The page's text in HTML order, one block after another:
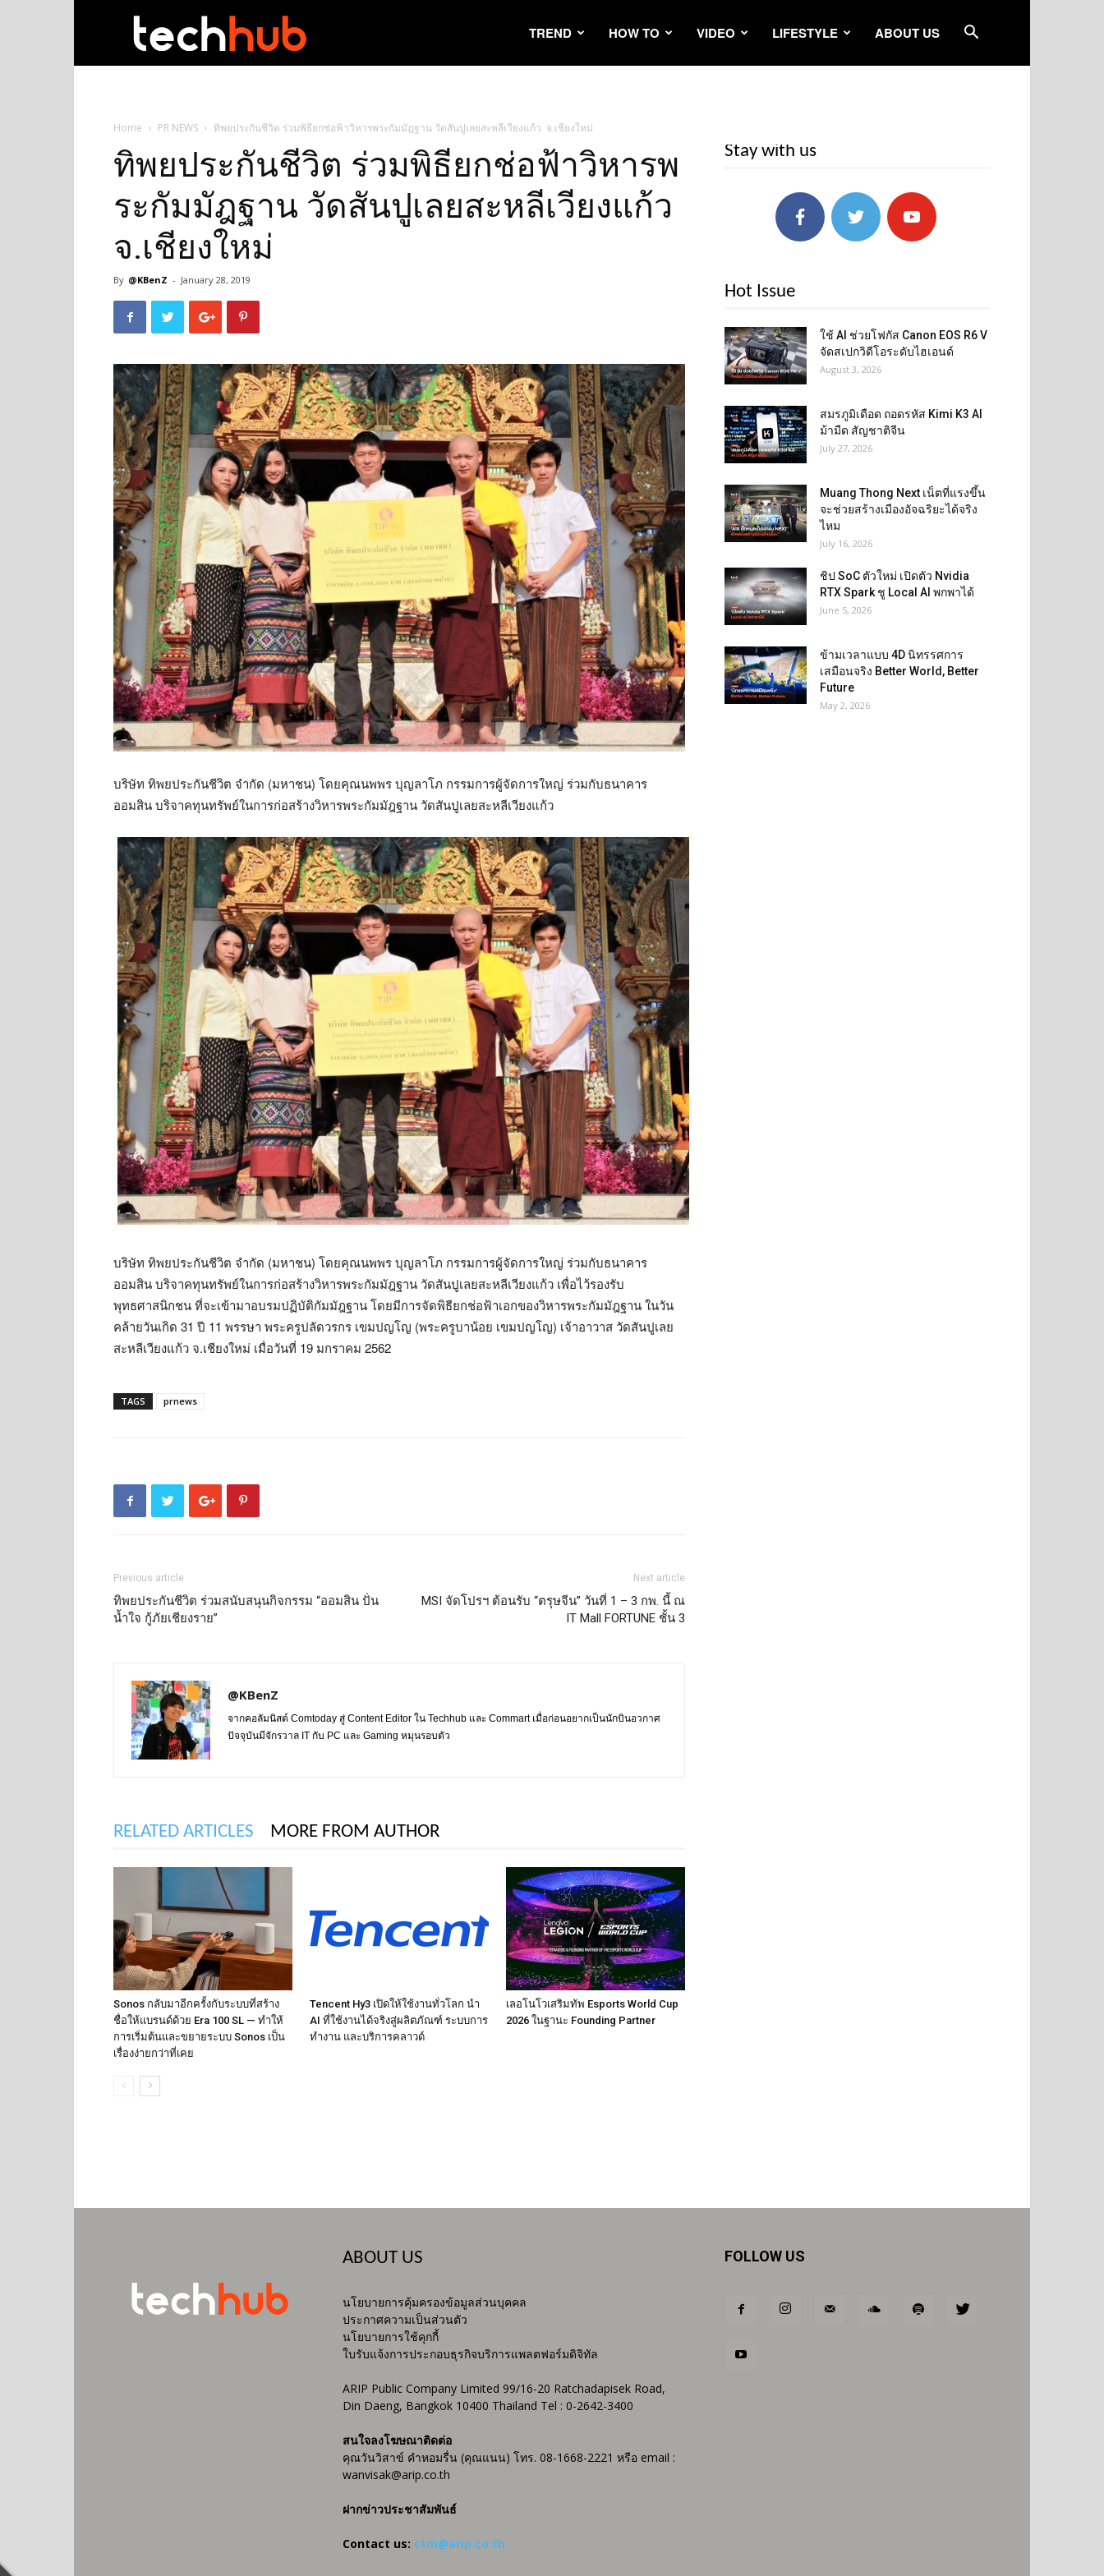
TREND HOW TO VIDEO LIFESTYLE ABOUT US
Home PR NEWS ทิพยประกันชีวิต ร่วมพิธียกช่อฟ้าวิหารพระกัมมัฎฐาน วัดสันปูเลยสะหลีเวียงแก้ว จ.เชียงใหม่
ทิพยประกันชีวิต ร่วมพิธียกช่อฟ้าวิหารพ
ระกัมมัฎฐาน วัดสันปูเลยสะหลีเวียงแก้ว
จ.เชียงใหม่
By @KBenZ - January 28, 2019
บริษัท ทิพยประกันชีวิต จำกัด (มหาชน) โดยคุณนพพร บุญลาโภ กรรมการผู้จัดการใหญ่ ร่วมกับธนาคาร
ออมสิน บริจาคทุนทรัพย์ในการก่อสร้างวิหารพระกัมมัฎฐาน วัดสันปูเลยสะหลีเวียงแก้ว
บริษัท ทิพยประกันชีวิต จำกัด (มหาชน) โดยคุณนพพร บุญลาโภ กรรมการผู้จัดการใหญ่ ร่วมกับธนาคาร
ออมสิน บริจาคทุนทรัพย์ในการก่อสร้างวิหารพระกัมมัฎฐาน วัดสันปูเลยสะหลีเวียงแก้ว เพื่อไว้รองรับ
พุทธศาสนิกชน ที่จะเข้ามาอบรมปฏิบัติกัมมัฎฐาน โดยมีการจัดพิธียกช่อฟ้าเอกของวิหารพระกัมมัฎฐาน ในวัน
คล้ายวันเกิด 31 ปี 11 พรรษา พระครูปลัดวรกร เขมปญโญ (พระครูบาน้อย เขมปญโญ) เจ้าอาวาส วัดสันปูเลย
สะหลีเวียงแก้ว จ.เชียงใหม่ เมื่อวันที่ 19 มกราคม 2562
TAGS prnews
Previous article
ทิพยประกันชีวิต ร่วมสนับสนุนกิจกรรม “ออมสิน ปั่น
น้ำใจ กู้ภัยเชียงราย”
Next article
MSI จัดโปรฯ ต้อนรับ “ตรุษจีน” วันที่ 1 – 3 กพ. นี้ ณ
IT Mall FORTUNE ชั้น 3
@KBenZ
จากคอลัมนิสต์ Comtoday สู่ Content Editor ใน Techhub และ Commart เมื่อก่อนอยากเป็นนักบินอวกาศ
ปัจจุบันมีจักรวาล IT กับ PC และ Gaming หมุนรอบตัว
RELATED ARTICLES MORE FROM AUTHOR
Sonos กลับมาอีกครั้งกับระบบที่สร้าง
ชื่อให้แบรนด์ด้วย Era 100 SL — ทำให้
การเริ่มต้นและขยายระบบ Sonos เป็น
เรื่องง่ายกว่าที่เคย
Tencent Hy3 เปิดให้ใช้งานทั่วโลก นำ
AI ที่ใช้งานได้จริงสู่ผลิตภัณฑ์ ระบบการ
ทำงาน และบริการคลาวด์
เลอโนโวเสริมทัพ Esports World Cup
2026 ในฐานะ Founding Partner
Stay with us
Hot Issue
ใช้ AI ช่วยโฟกัส Canon EOS R6 V
จัดสเปกวิดีโอระดับไฮเอนด์
August 3, 2026
สมรภูมิเดือด ถอดรหัส Kimi K3 AI
ม้ามืด สัญชาติจีน
July 27, 2026
Muang Thong Next เน็ตที่แรงขึ้น
จะช่วยสร้างเมืองอัจฉริยะได้จริง
ไหม
July 16, 2026
ชิป SoC ตัวใหม่ เปิดตัว Nvidia
RTX Spark ชู Local AI พกพาได้
June 5, 2026
ข้ามเวลาแบบ 4D นิทรรศการ
เสมือนจริง Better World, Better
Future
May 2, 2026
ABOUT US
นโยบายการคุ้มครองข้อมูลส่วนบุคคล
ประกาศความเป็นส่วนตัว
นโยบายการใช้คุกกี้
ใบรับแจ้งการประกอบธุรกิจบริการแพลตฟอร์มดิจิทัล
ARIP Public Company Limited 99/16-20 Ratchadapisek Road,
Din Daeng, Bangkok 10400 Thailand Tel : 0-2642-3400
สนใจลงโฆษณาติดต่อ
คุณวันวิสาข์ คำหอมรื่น (คุณแนน) โทร. 08-1668-2221 หรือ email :
wanvisak@arip.co.th
ฝากข่าวประชาสัมพันธ์
Contact us: ctm@arip.co.th
FOLLOW US